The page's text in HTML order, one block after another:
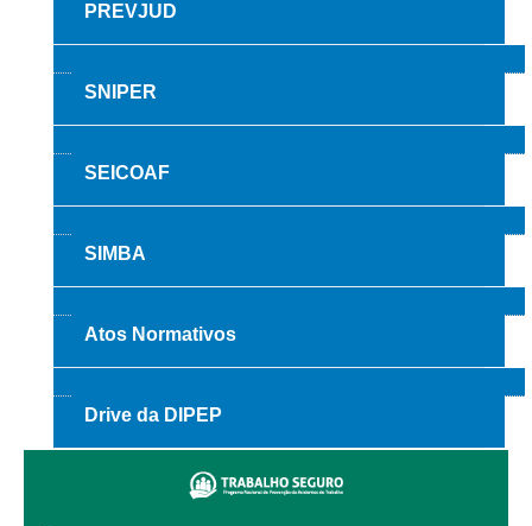
Cartilhas
Calendário das Sessões
PREVJUD
SNIPER
SEICOAF
SIMBA
Atos Normativos
Drive da DIPEP